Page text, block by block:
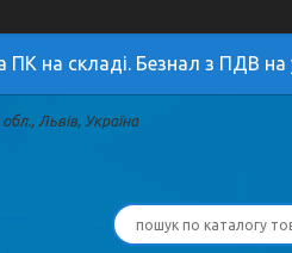
ПК на складі. Безнал з ПДВ на
Львів, Україна